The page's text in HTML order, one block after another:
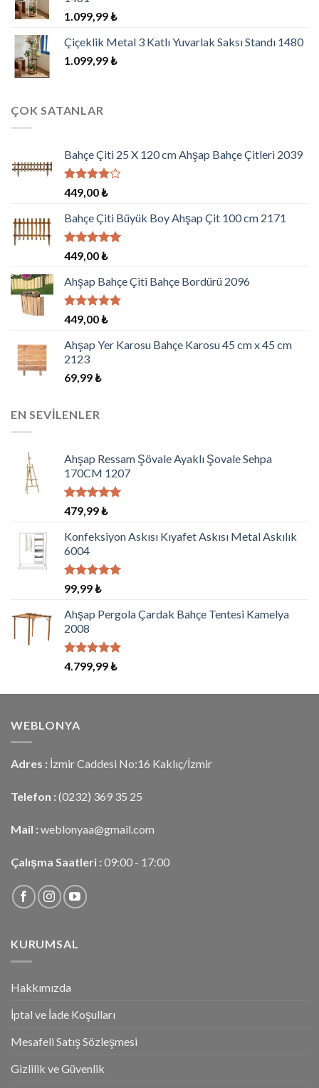
1.099,99₺
Çiçeklik Metal 3 Katlı Yuvarlak Saksı Standı 1480
1.099,99₺
ÇOK SATANLAR
Bahçe Çiti 25 X 120 cm Ahşap Bahçe Çitleri 2039
5
üzerinden
4.00
oy
aldı
449,00₺
Bahçe Çiti Büyük Boy Ahşap Çit 100 cm 2171
5 üzerinden
5.00oy
aldı
449,00₺
Ahşap Bahçe Çiti Bahçe Bordürü 2096
5 üzerinden
5.00oy
aldı
449,00₺
Ahşap Yer Karosu Bahçe Karosu 45 cm x 45 cm
2123
69,99₺
EN SEVILENLER
Ahşap Ressam Şövale Ayaklı Şovale Sehpa
170CM 1207
5 üzerinden
5.00oy
aldı
479,99₺
Konfeksiyon Askısı Kıyafet Askısı Metal Askılık
6004
5 üzerinden
5.00
aldı
99,99₺
Ahşap Pergola Çardak Bahçe Tentesi Kamelya
2008
5 üzerinden
oy
4.799,99₺
WEBLONYA
Adres : İzmir Caddesi No:16 Kaklıç/İzmir
Telefon : (0232) 369 35 25
Mail : weblonyaa@gmail.com
Çalışma Saatleri : 09:00 - 17:00
KURUMSAL
Hakkımızda
İptal ve İade Koşulları
Mesafeli Satış Sözleşmesi
Gizlilik ve Güvenlik